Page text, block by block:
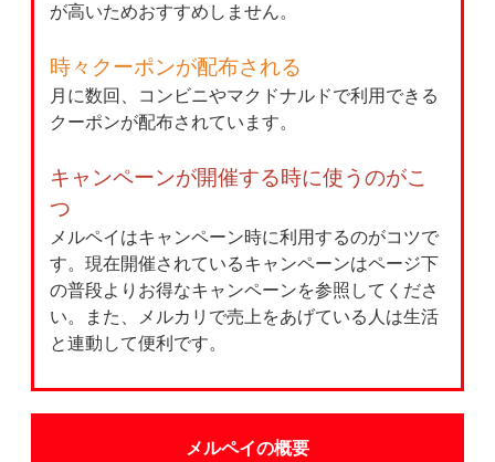
が高いためおすすめしません。
時々クーポンが配布される
月に数回、コンビニやマクドナルドで利用できる
クーポンが配布されています。
キャンペーンが開催する時に使うのがこ
つ
メルペイはキャンペーン時に利用するのがコツで
す。現在開催されているキャンペーンはページ下
の普段よりお得なキャンペーンを参照してくださ
い。また、メルカリで売上をあげている人は生活
と連動して便利です。
メルペイの概要